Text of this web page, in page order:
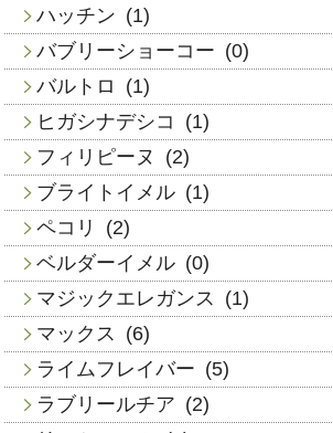
ハッチン (1)
バブリーショーコー (0)
バルトロ
(1)
ヒガシナデシコ
(1)
フィリピーヌ
(2)
ブライトイメル (1)
ペコリ
(2)
ベルダーイメル (0)
マジックエレガンス
(1)
マックス
(6)
ライムフレイバー (5)
ラブリールチア (2)